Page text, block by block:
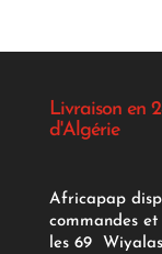
Livraison en
d'Algérie
Africapap
commandes
les 69